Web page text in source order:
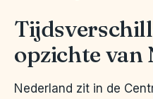
opzichte van
Nederland zit in de